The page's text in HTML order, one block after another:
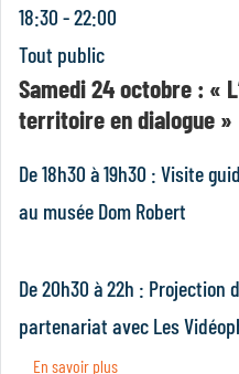
18:30 - 22:00
Tout public
Samedi 24 octobre : «
territoire en dialogue »
De 18h30 à 19h30 : Visite
au musée Dom Robert
De 20h30 à 22h : Projection
partenariat avec Les
En savoir plus